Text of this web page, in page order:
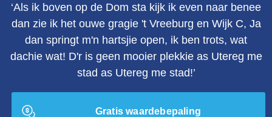
‘Als ik boven op de Dom sta kijk ik even naar benee
dan zie ik het ouwe gragie 't Vreeburg en Wijk C, Ja
dan springt m'n hartsjie open, ik ben trots, wat
dachie wat! D'r is geen mooier plekkie as Utereg me
stad as Utereg me stad!’
Gratis waardebepaling